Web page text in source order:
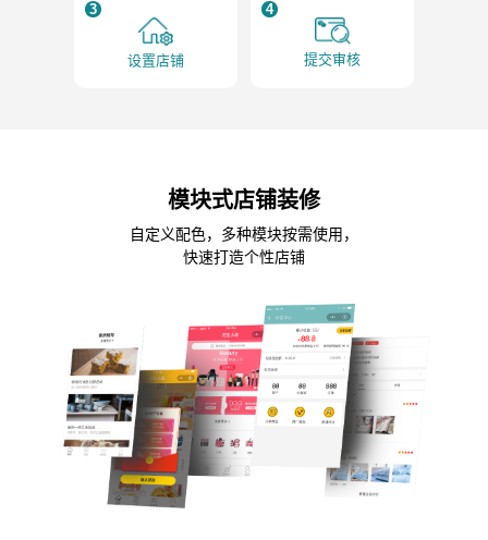
3
设置店铺
4
提交审核
模块式店铺装修
自定义配色，多种模块按需使用，
快速打造个性店铺